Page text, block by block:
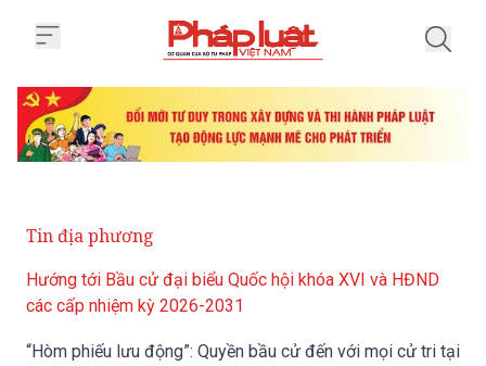
Tin địa phương
Hướng tới Bầu cử đại biểu Quốc hội khóa XVI và HĐND
các cấp nhiệm kỳ 2026-2031
“Hòm phiếu lưu động”: Quyền bầu cử đến với mọi cử tri tại